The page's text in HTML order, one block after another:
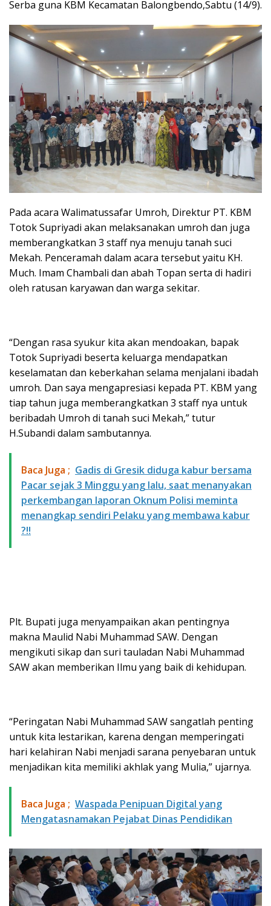
Serba guna KBM Kecamatan Balongbendo,Sabtu (14/9).
Pada acara Walimatussafar Umroh, Direktur PT. KBM
Totok Supriyadi akan melaksanakan umroh dan juga
memberangkatkan 3 staff nya menuju tanah suci
Mekah. Penceramah dalam acara tersebut yaitu KH.
Much. Imam Chambali dan abah Topan serta di hadiri
oleh ratusan karyawan dan warga sekitar.
“Dengan rasa syukur kita akan mendoakan, bapak
Totok Supriyadi beserta keluarga mendapatkan
keselamatan dan keberkahan selama menjalani ibadah
umroh. Dan saya mengapresiasi kepada PT. KBM yang
tiap tahun juga memberangkatkan 3 staff nya untuk
beribadah Umroh di tanah suci Mekah,” tutur
H.Subandi dalam sambutannya.
Baca Juga ; Gadis di Gresik diduga kabur bersama
Pacar sejak 3 Minggu yang lalu, saat menanyakan
perkembangan laporan Oknum Polisi meminta
menangkap sendiri Pelaku yang membawa kabur
?!!
Plt. Bupati juga menyampaikan akan pentingnya
makna Maulid Nabi Muhammad SAW. Dengan
mengikuti sikap dan suri tauladan Nabi Muhammad
SAW akan memberikan Ilmu yang baik di kehidupan.
“Peringatan Nabi Muhammad SAW sangatlah penting
untuk kita lestarikan, karena dengan memperingati
hari kelahiran Nabi menjadi sarana penyebaran untuk
menjadikan kita memiliki akhlak yang Mulia,” ujarnya.
Baca Juga ; Waspada Penipuan Digital yang
Mengatasnamakan Pejabat Dinas Pendidikan